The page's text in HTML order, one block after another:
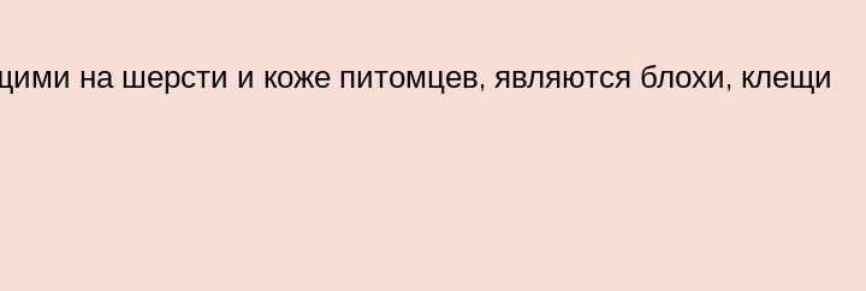
на шерсти и коже питомцев, являются блохи, клещи